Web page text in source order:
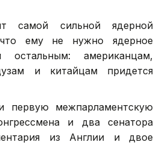
самой сильной ядерной
ему не нужно ядерное
американцам,
и китайцам придется
первую межпарламентскую
и два сенатора
из Англии и двое